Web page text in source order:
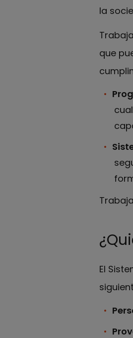
la
que
El